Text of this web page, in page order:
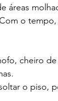
áreas
o
cheiro
o piso,